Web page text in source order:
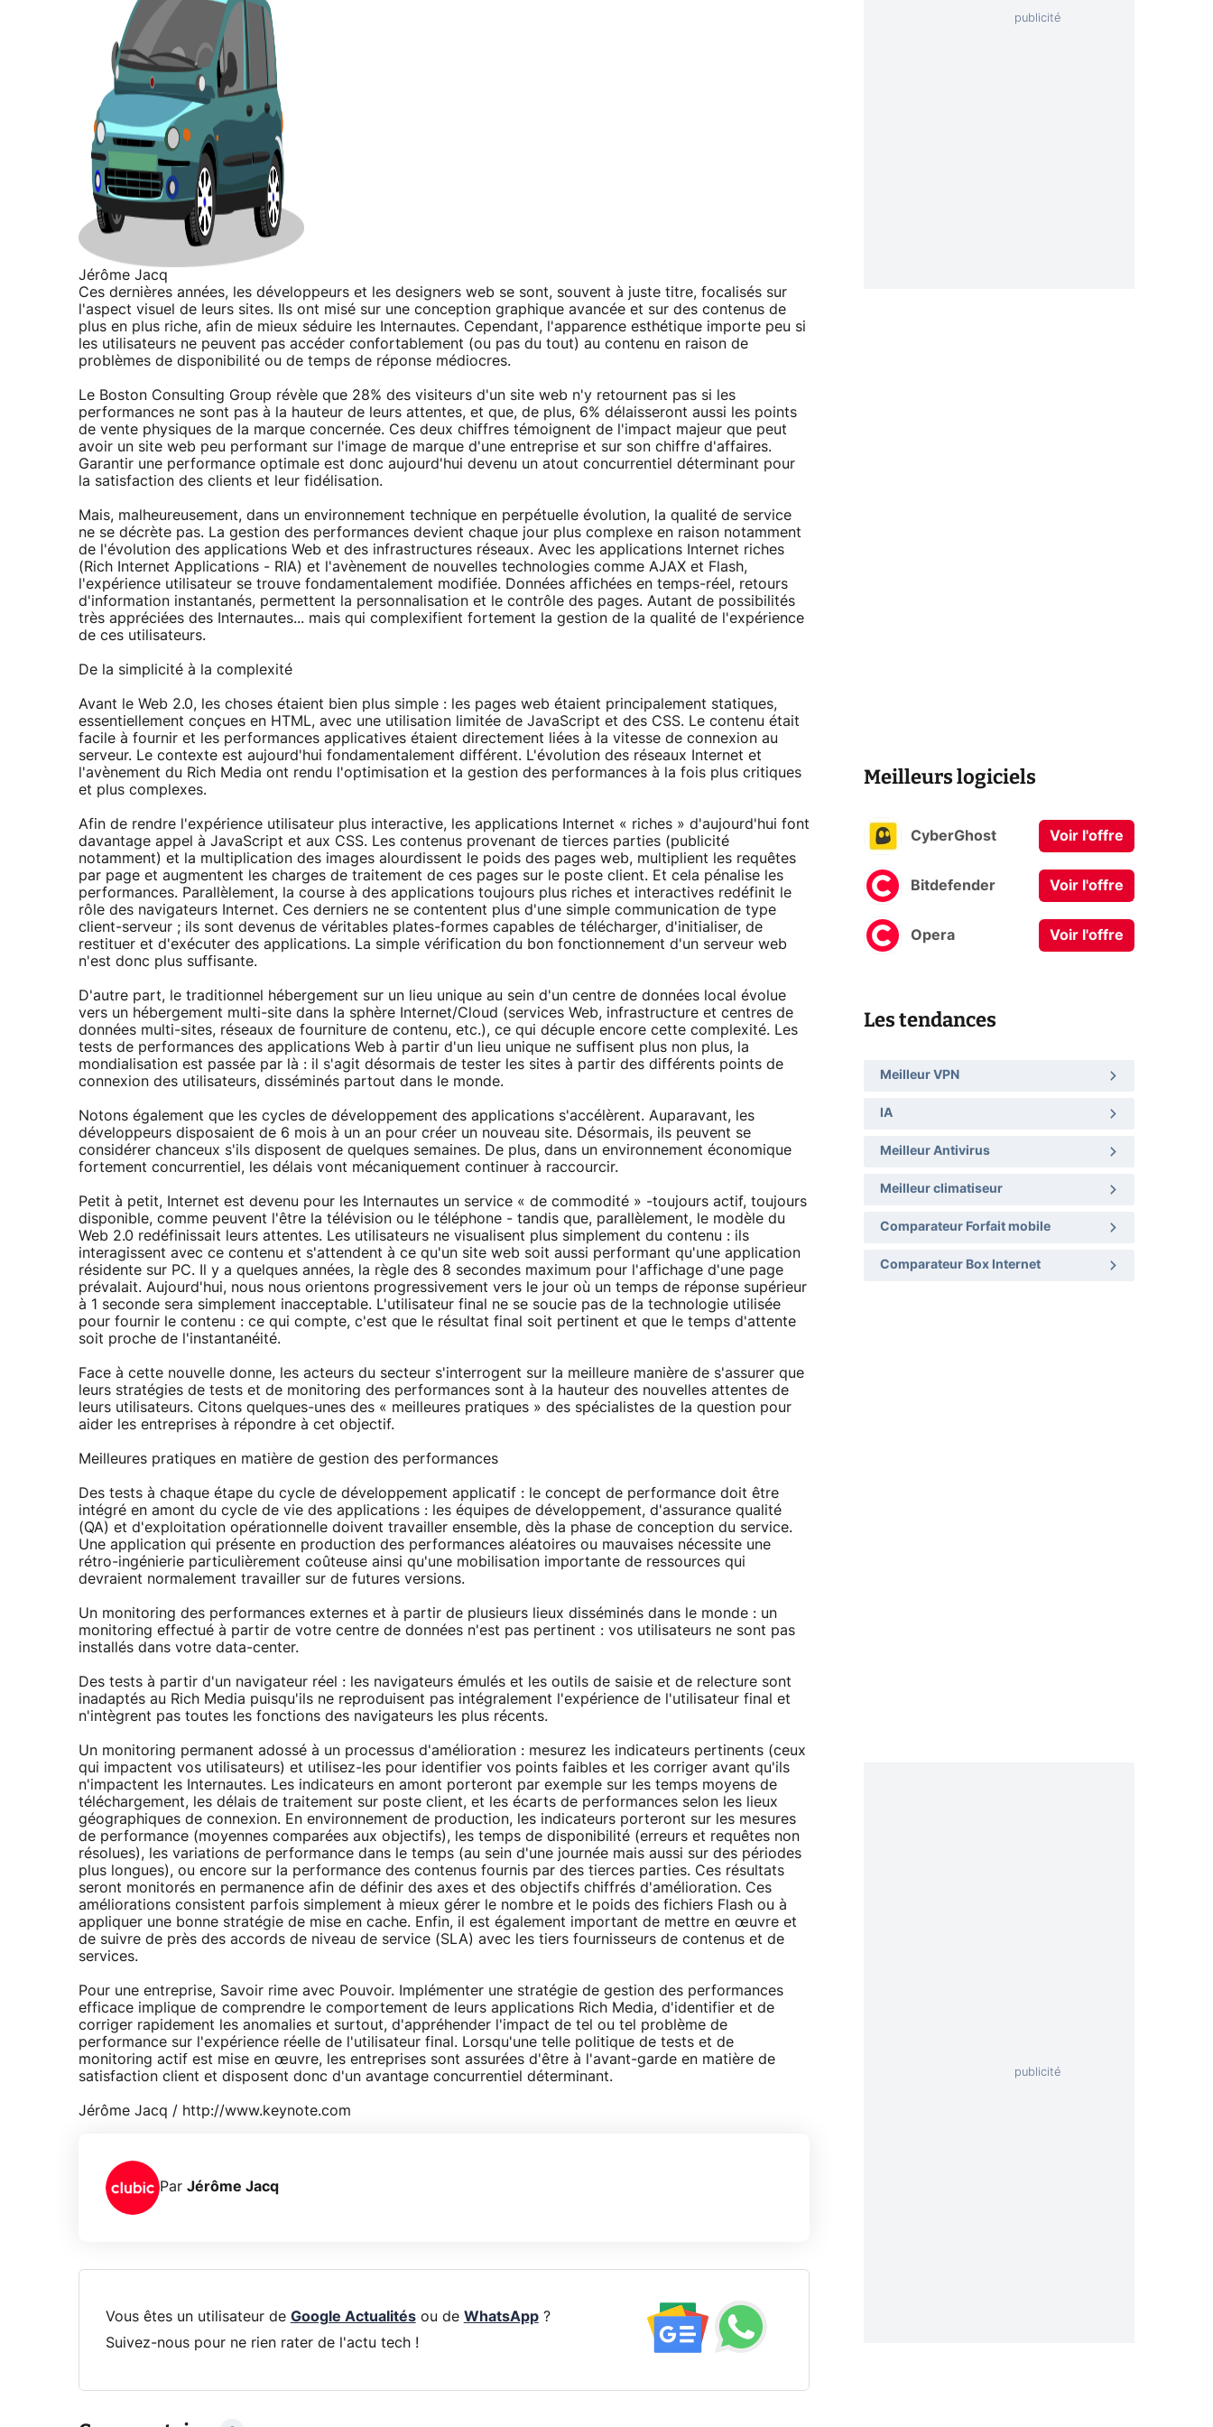
Jérôme Jacq
Ces dernières années, les développeurs et les designers web se sont, souvent à juste titre, focalisés sur
l'aspect visuel de leurs sites. Ils ont misé sur une conception graphique avancée et sur des contenus de
plus en plus riche, afin de mieux séduire les Internautes. Cependant, l'apparence esthétique importe peu si
les utilisateurs ne peuvent pas accéder confortablement (ou pas du tout) au contenu en raison de
problèmes de disponibilité ou de temps de réponse médiocres.
Le Boston Consulting Group révèle que 28% des visiteurs d'un site web n'y retournent pas si les
performances ne sont pas à la hauteur de leurs attentes, et que, de plus, 6% délaisseront aussi les points
de vente physiques de la marque concernée. Ces deux chiffres témoignent de l'impact majeur que peut
avoir un site web peu performant sur l'image de marque d'une entreprise et sur son chiffre d'affaires.
Garantir une performance optimale est donc aujourd'hui devenu un atout concurrentiel déterminant pour
la satisfaction des clients et leur fidélisation.
Mais, malheureusement, dans un environnement technique en perpétuelle évolution, la qualité de service
ne se décrète pas. La gestion des performances devient chaque jour plus complexe en raison notamment
de l'évolution des applications Web et des infrastructures réseaux. Avec les applications Internet riches
(Rich Internet Applications - RIA) et l'avènement de nouvelles technologies comme AJAX et Flash,
l'expérience utilisateur se trouve fondamentalement modifiée. Données affichées en temps-réel, retours
d'information instantanés, permettent la personnalisation et le contrôle des pages. Autant de possibilités
très appréciées des Internautes... mais qui complexifient fortement la gestion de la qualité de l'expérience
de ces utilisateurs.
De la simplicité à la complexité
Avant le Web 2.0, les choses étaient bien plus simple : les pages web étaient principalement statiques,
essentiellement conçues en HTML, avec une utilisation limitée de JavaScript et des CSS. Le contenu était
facile à fournir et les performances applicatives étaient directement liées à la vitesse de connexion au
serveur. Le contexte est aujourd'hui fondamentalement différent. L'évolution des réseaux Internet et
l'avènement du Rich Media ont rendu l'optimisation et la gestion des performances à la fois plus critiques
et plus complexes.
Afin de rendre l'expérience utilisateur plus interactive, les applications Internet « riches » d'aujourd'hui font
davantage appel à JavaScript et aux CSS. Les contenus provenant de tierces parties (publicité
notamment) et la multiplication des images alourdissent le poids des pages web, multiplient les requêtes
par page et augmentent les charges de traitement de ces pages sur le poste client. Et cela pénalise les
performances. Parallèlement, la course à des applications toujours plus riches et interactives redéfinit le
rôle des navigateurs Internet. Ces derniers ne se contentent plus d'une simple communication de type
client-serveur ; ils sont devenus de véritables plates-formes capables de télécharger, d'initialiser, de
restituer et d'exécuter des applications. La simple vérification du bon fonctionnement d'un serveur web
n'est donc plus suffisante.
D'autre part, le traditionnel hébergement sur un lieu unique au sein d'un centre de données local évolue
vers un hébergement multi-site dans la sphère Internet/Cloud (services Web, infrastructure et centres de
données multi-sites, réseaux de fourniture de contenu, etc.), ce qui décuple encore cette complexité. Les
tests de performances des applications Web à partir d'un lieu unique ne suffisent plus non plus, la
mondialisation est passée par là : il s'agit désormais de tester les sites à partir des différents points de
connexion des utilisateurs, disséminés partout dans le monde.
Notons également que les cycles de développement des applications s'accélèrent. Auparavant, les
développeurs disposaient de 6 mois à un an pour créer un nouveau site. Désormais, ils peuvent se
considérer chanceux s'ils disposent de quelques semaines. De plus, dans un environnement économique
fortement concurrentiel, les délais vont mécaniquement continuer à raccourcir.
Petit à petit, Internet est devenu pour les Internautes un service « de commodité » -toujours actif, toujours
disponible, comme peuvent l'être la télévision ou le téléphone - tandis que, parallèlement, le modèle du
Web 2.0 redéfinissait leurs attentes. Les utilisateurs ne visualisent plus simplement du contenu : ils
interagissent avec ce contenu et s'attendent à ce qu'un site web soit aussi performant qu'une application
résidente sur PC. Il y a quelques années, la règle des 8 secondes maximum pour l'affichage d'une page
prévalait. Aujourd'hui, nous nous orientons progressivement vers le jour où un temps de réponse supérieur
à 1 seconde sera simplement inacceptable. L'utilisateur final ne se soucie pas de la technologie utilisée
pour fournir le contenu : ce qui compte, c'est que le résultat final soit pertinent et que le temps d'attente
soit proche de l'instantanéité.
Face à cette nouvelle donne, les acteurs du secteur s'interrogent sur la meilleure manière de s'assurer que
leurs stratégies de tests et de monitoring des performances sont à la hauteur des nouvelles attentes de
leurs utilisateurs. Citons quelques-unes des « meilleures pratiques » des spécialistes de la question pour
aider les entreprises à répondre à cet objectif.
Meilleures pratiques en matière de gestion des performances
Des tests à chaque étape du cycle de développement applicatif : le concept de performance doit être
intégré en amont du cycle de vie des applications : les équipes de développement, d'assurance qualité
(QA) et d'exploitation opérationnelle doivent travailler ensemble, dès la phase de conception du service.
Une application qui présente en production des performances aléatoires ou mauvaises nécessite une
rétro-ingénierie particulièrement coûteuse ainsi qu'une mobilisation importante de ressources qui
devraient normalement travailler sur de futures versions.
Un monitoring des performances externes et à partir de plusieurs lieux disséminés dans le monde : un
monitoring effectué à partir de votre centre de données n'est pas pertinent : vos utilisateurs ne sont pas
installés dans votre data-center.
Des tests à partir d'un navigateur réel : les navigateurs émulés et les outils de saisie et de relecture sont
inadaptés au Rich Media puisqu'ils ne reproduisent pas intégralement l'expérience de l'utilisateur final et
n'intègrent pas toutes les fonctions des navigateurs les plus récents.
Un monitoring permanent adossé à un processus d'amélioration : mesurez les indicateurs pertinents (ceux
qui impactent vos utilisateurs) et utilisez-les pour identifier vos points faibles et les corriger avant qu'ils
n'impactent les Internautes. Les indicateurs en amont porteront par exemple sur les temps moyens de
téléchargement, les délais de traitement sur poste client, et les écarts de performances selon les lieux
géographiques de connexion. En environnement de production, les indicateurs porteront sur les mesures
de performance (moyennes comparées aux objectifs), les temps de disponibilité (erreurs et requêtes non
résolues), les variations de performance dans le temps (au sein d'une journée mais aussi sur des périodes
plus longues), ou encore sur la performance des contenus fournis par des tierces parties. Ces résultats
seront monitorés en permanence afin de définir des axes et des objectifs chiffrés d'amélioration. Ces
améliorations consistent parfois simplement à mieux gérer le nombre et le poids des fichiers Flash ou à
appliquer une bonne stratégie de mise en cache. Enfin, il est également important de mettre en œuvre et
de suivre de près des accords de niveau de service (SLA) avec les tiers fournisseurs de contenus et de
services.
Pour une entreprise, Savoir rime avec Pouvoir. Implémenter une stratégie de gestion des performances
efficace implique de comprendre le comportement de leurs applications Rich Media, d'identifier et de
corriger rapidement les anomalies et surtout, d'appréhender l'impact de tel ou tel problème de
performance sur l'expérience réelle de l'utilisateur final. Lorsqu'une telle politique de tests et de
monitoring actif est mise en œuvre, les entreprises sont assurées d'être à l'avant-garde en matière de
satisfaction client et disposent donc d'un avantage concurrentiel déterminant.
Jérôme Jacq / http://www.keynote.com
Par Jérôme Jacq
Vous êtes un utilisateur de Google Actualitésou de WhatsApp?
Suivez-nous pour ne rien rater de l'actu tech !
Meilleurs logiciels
CyberGhost Voir l'offre
Bitdefender Voir l'offre
Opera Voir l'offre
Les tendances
Meilleur VPN
IA
Meilleur Antivirus
Meilleur climatiseur
Comparateur Forfait mobile
Comparateur Box Internet